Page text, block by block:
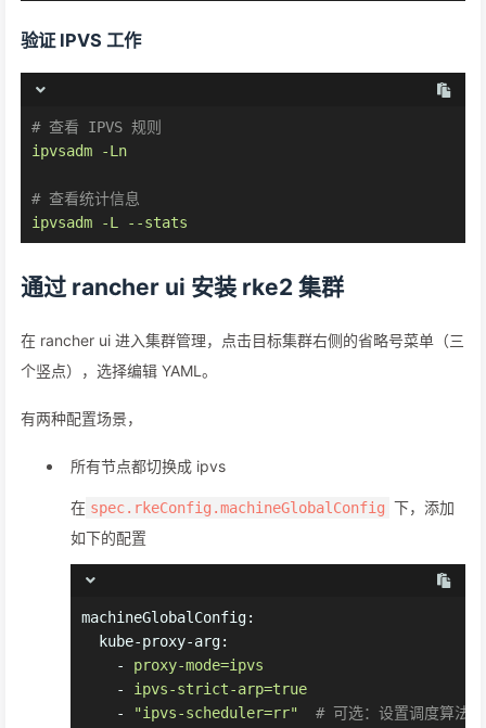
验证 IPVS 工作
# 查看 IPVS 规则
ipvsadm
-Ln
# 查看统计信息
ipvsadm
-L --stats
通过 rancher ui 安装 rke2 集群
在 rancher ui 进入集群管理，点击目标集群右侧的省略号菜单（三
个竖点），选择编辑 YAML。
有两种配置场景，
所有节点都切换成 ipvs
在 spec.rkeConfig.machineGlobalConfig 下，添加
如下的配置
machineGlobalConfig:
kube-proxy-arg:
-
proxy-mode=ipvs
-
ipvs-strict-arp=true
-
"ipvs-scheduler=rr"
# 可选：设置调度算法